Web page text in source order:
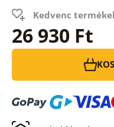
Kedvenc
26 930 Ft